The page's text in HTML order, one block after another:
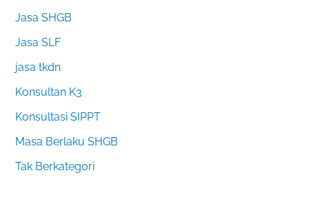
Jasa SHGB
Jasa SLF
jasa tkdn
Konsultan K3
Konsultasi SIPPT
Masa Berlaku SHGB
Tak Berkategori